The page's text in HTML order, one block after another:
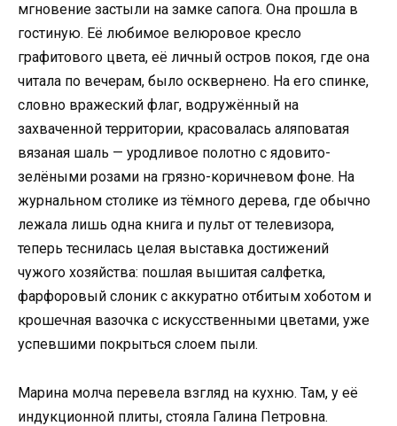
мгновение застыли на замке сапога. Она прошла в
гостиную. Её любимое велюровое кресло
графитового цвета, её личный остров покоя, где она
читала по вечерам, было осквернено. На его спинке,
словно вражеский флаг, водружённый на
захваченной территории, красовалась аляповатая
вязаная шаль — уродливое полотно с ядовито-
зелёными розами на грязно-коричневом фоне. На
журнальном столике из тёмного дерева, где обычно
лежала лишь одна книга и пульт от телевизора,
теперь теснилась целая выставка достижений
чужого хозяйства: пошлая вышитая салфетка,
фарфоровый слоник с аккуратно отбитым хоботом и
крошечная вазочка с искусственными цветами, уже
успевшими покрыться слоем пыли.
Марина молча перевела взгляд на кухню. Там, у её
индукционной плиты, стояла Галина Петровна.